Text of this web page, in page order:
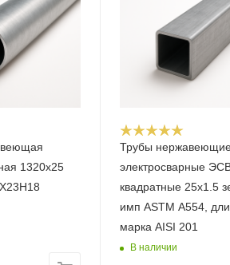
1320х25
Трубы
электросварные
квадратные 25х1.5
имп ASTM A554,
марка AISI 201
В наличии